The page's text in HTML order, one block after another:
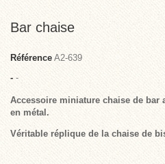
Bar chaise
Référence A2-639
- -
Accessoire miniature chaise de bar
en métal.
Véritable réplique de la chaise de